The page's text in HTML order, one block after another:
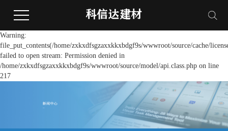
Warning:
file_put_contents(/home/zxkxdfsgzaxxkkxbdgf9s/wwwroot/source/cache/
failed to open stream: Permission denied in
/home/zxkxdfsgzaxxkkxbdgf9s/wwwroot/source/model/api.class.php on line
217